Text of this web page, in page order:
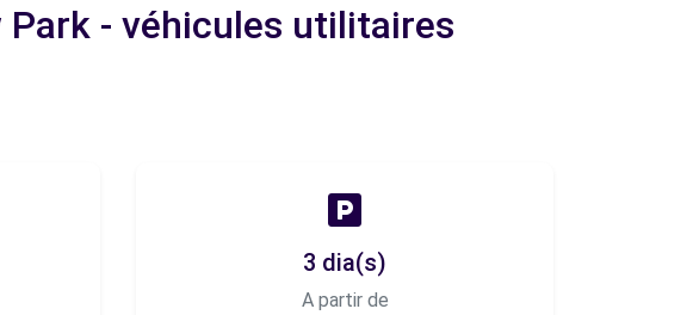
- véhicules utilitaires
3 dia(s)
A partir de